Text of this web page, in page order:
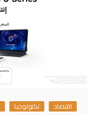
اقتصاد تكنولوجيا